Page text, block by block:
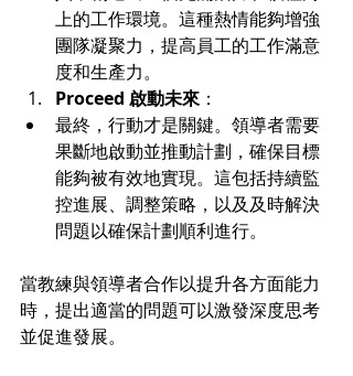
上的工作環境。這種熱情能夠增強
團隊凝聚力，提高員工的工作滿意
度和生產力。
Proceed 啟動未來 ：
最終，行動才是關鍵。領導者需要
果斷地啟動並推動計劃，確保目標
能夠被有效地實現。這包括持續監
控進展、調整策略，以及及時解決
問題以確保計劃順利進行。
當教練與領導者合作以提升各方面能力
時，提出適當的問題可以激發深度思考
並促進發展。